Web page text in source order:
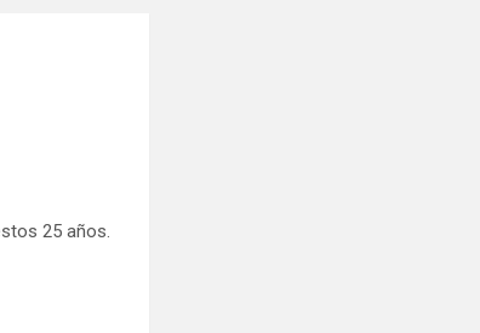
25 años.